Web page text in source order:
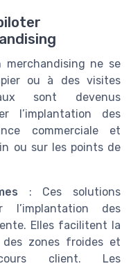
merchandising ne se
ou à des visites
sont devenus
l’implantation des
commerciale et
ou sur les points de
: Ces solutions
l’implantation des
Elles facilitent la
zones froides et
client. Les